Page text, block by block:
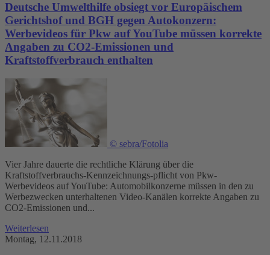
Deutsche Umwelthilfe obsiegt vor Europäischem
Gerichtshof und BGH gegen Autokonzern:
Werbevideos für Pkw auf YouTube müssen korrekte
Angaben zu CO2-Emissionen und
Kraftstoffverbrauch enthalten
© sebra/Fotolia
Vier Jahre dauerte die rechtliche Klärung über die
Kraftstoffverbrauchs-Kennzeichnungs-pflicht von Pkw-
Werbevideos auf YouTube: Automobilkonzerne müssen in den zu
Werbezwecken unterhaltenen Video-Kanälen korrekte Angaben zu
CO2-Emissionen und...
Weiterlesen
Montag, 12.11.2018